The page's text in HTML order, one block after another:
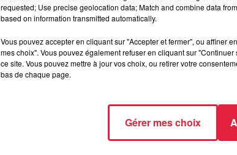
Podium #81 - Le parcours de Cécile Sornin
requested; Use precise geolocation data; Match and combine data
based on information transmitted automatically.
Vous pouvez accepter en cliquant sur "Accepter et fermer", ou affiner
mes choix". Vous pouvez également refuser en cliquant sur
ce site. Vous pouvez mettre à jour vos choix, ou retirer votre
bas de chaque page.
Gérer mes choix